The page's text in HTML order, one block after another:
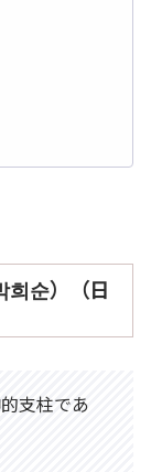
희순）（日
支柱であ